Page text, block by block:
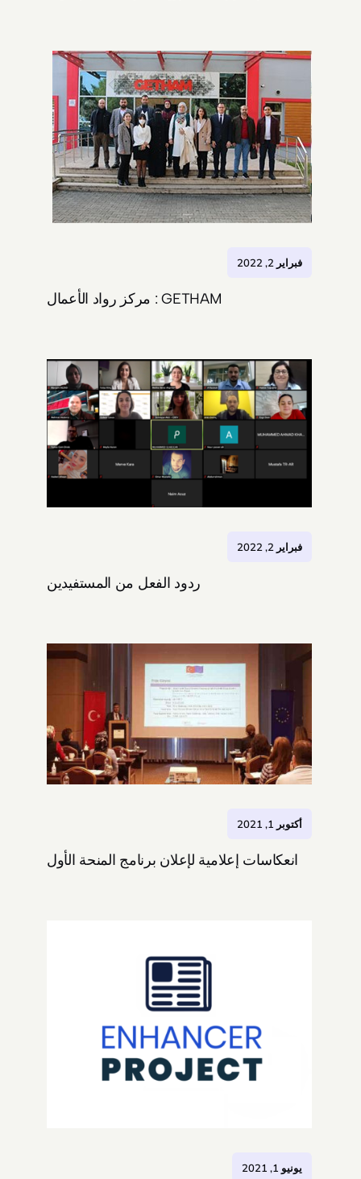
فبراير 2, 2022
GETHAM : مركز رواد الأعمال
فبراير 2, 2022
ردود الفعل من المستفيدين
أكتوبر 1, 2021
انعكاسات إعلامية لإعلان برنامج المنحة الأول
يونيو 1, 2021